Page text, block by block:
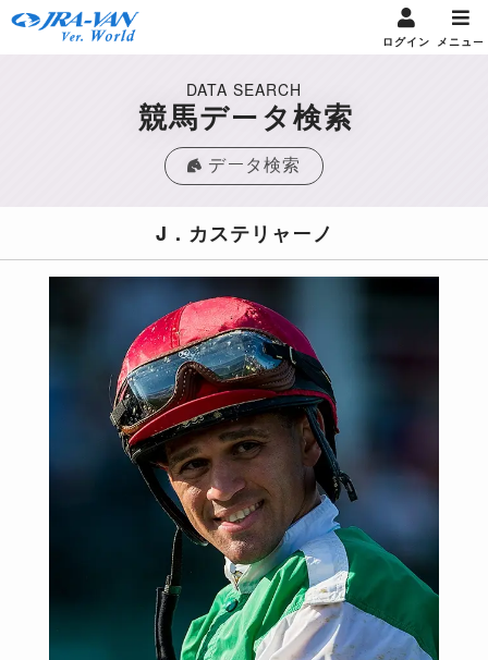
ログイン メニュー
DATA SEARCH
競馬データ検索
データ検索
J．カステリャーノ